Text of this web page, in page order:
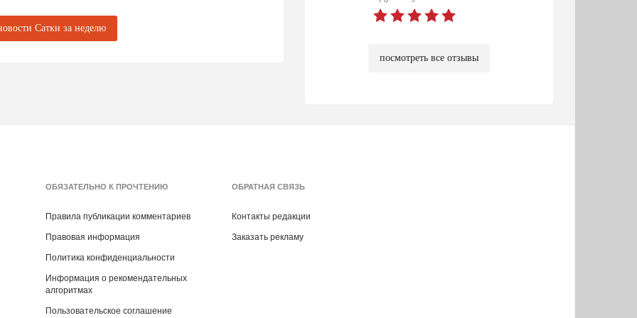
Сатки за неделю
посмотреть все отзывы
ОБЯЗАТЕЛЬНО К ПРОЧТЕНИЮ
Правила публикации комментариев
Правовая информация
Политика конфиденциальности
Информация о рекомендательных
алгоритмах
Пользовательское соглашение
ОБРАТНАЯ СВЯЗЬ
Контакты редакции
Заказать рекламу